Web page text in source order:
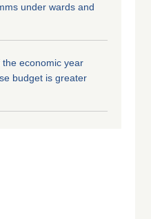
under wards and
economic year
budget is greater